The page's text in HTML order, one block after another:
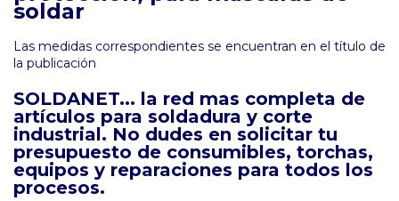
soldar
Las medidas correspondientes se encuentran en el título de
la publicación
SOLDANET... la red mas completa de
artículos para soldadura y corte
industrial. No dudes en solicitar tu
presupuesto de consumibles, torchas,
equipos y reparaciones para todos los
procesos.